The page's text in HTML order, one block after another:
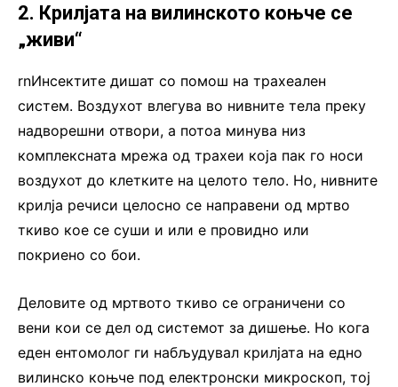
2. Крилјата на вилинското коњче се
„живи“
rnИнсектите дишат со помош на трахеален
систем. Воздухот влегува во нивните тела преку
надворешни отвори, а потоа минува низ
комплексната мрежа од трахеи која пак го носи
воздухот до клетките на целото тело. Но, нивните
крилја речиси целосно се направени од мртво
ткиво кое се суши и или е провидно или
покриено со бои.
Деловите од мртвото ткиво се ограничени со
вени кои се дел од системот за дишење. Но кога
еден ентомолог ги набљудувал крилјата на едно
вилинско коњче под електронски микроскоп, тој